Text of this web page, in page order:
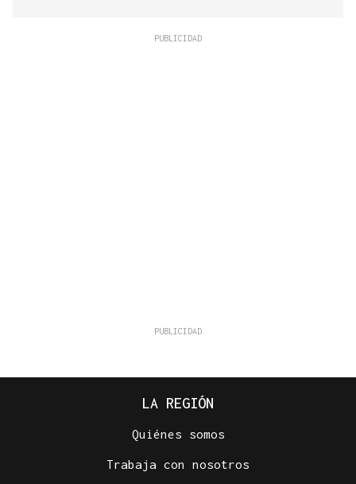
LA REGIÓN
Quiénes somos
Trabaja con nosotros